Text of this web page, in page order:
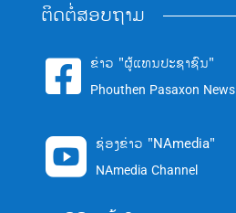
ຕິດຕໍ່ສອບຖາມ
 ຂ່າວ "ຜູ້ແທນປະຊາຊົນ"
Phouthen Pasaxon News
 ຊ່ອງຂ່າວ "NAmedia"
NAmedia Channel